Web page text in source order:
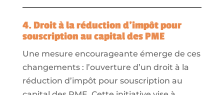
4. Droit à la réduction d’impôt pour
souscription au capital des PME
Une mesure encourageante émerge de ces
changements : l’ouverture d’un droit à la
réduction d’impôt pour souscription au